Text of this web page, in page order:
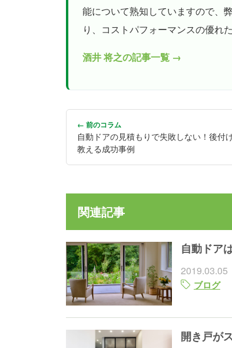
能について熟知していますので、
り、コストパフォーマンスの優れ
酒井 将之の記事一覧 →
← 前のコラム
自動ドアの見積もりで失敗しない！後付
教える成功事例
関連記事
自動ドア
2019.03.05
ブログ
開き戸が